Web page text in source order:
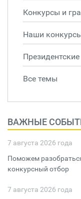
Конкурсы и
Наши
Все темы
ВАЖНЫЕ
7 августа 2026 года
Поможем
конкурсный отбор
7 августа 2026 года